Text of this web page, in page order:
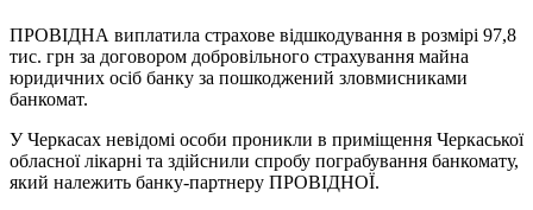
ПРОВІДНА виплатила страхове відшкодування в розмірі 97,8
тис. грн за договором добровільного страхування майна
юридичних осіб банку за пошкоджений зловмисниками
банкомат.
У Черкасах невідомі особи проникли в приміщення Черкаської
обласної лікарні та здійснили спробу пограбування банкомату,
який належить банку-партнеру ПРОВІДНОЇ.